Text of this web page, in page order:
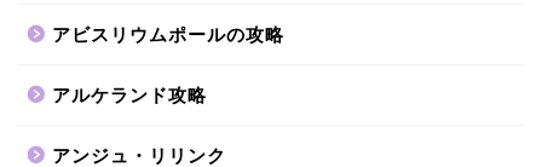
アビスリウムポールの攻略
アルケランド攻略
アンジュ・リリンク